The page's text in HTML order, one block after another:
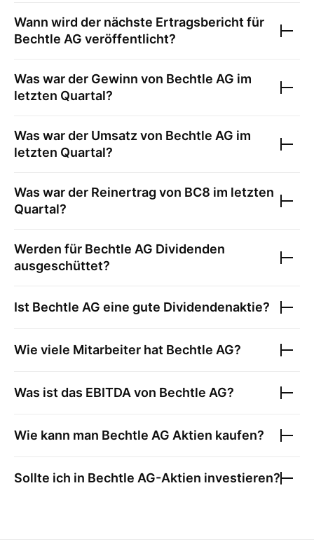
Wann wird der nächste Ertragsbericht für
Bechtle AG veröffentlicht?
Was war der Gewinn von Bechtle AG im
letzten Quartal?
Was war der Umsatz von Bechtle AG im
letzten Quartal?
Was war der Reinertrag von BC8 im letzten
Quartal?
Werden für Bechtle AG Dividenden
ausgeschüttet?
Ist Bechtle AG eine gute Dividendenaktie?
Wie viele Mitarbeiter hat Bechtle AG?
Was ist das EBITDA von Bechtle AG?
Wie kann man Bechtle AG Aktien kaufen?
Sollte ich in Bechtle AG-Aktien investieren?